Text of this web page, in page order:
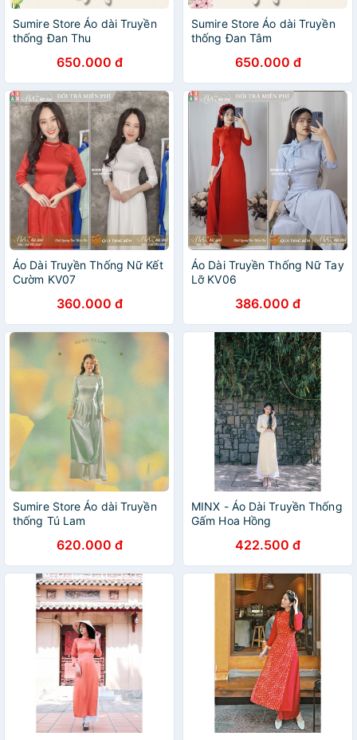
Sumire Store Áo dài Truyền
thống Đan Thu
650.000 đ
Sumire Store Áo dài Truyền
thống Đan Tâm
650.000 đ
Áo Dài Truyền Thống Nữ Kết
Cườm KV07
360.000 đ
Áo Dài Truyền Thống Nữ Tay
Lỡ KV06
386.000 đ
Sumire Store Áo dài Truyền
thống Tú Lam
620.000 đ
MINX - Áo Dài Truyền Thống
Gấm Hoa Hồng
422.500 đ